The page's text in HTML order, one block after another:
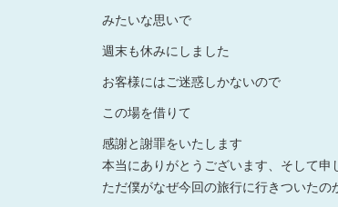
みたいな思いで
週末も休みにしました
お客様にはご迷惑しかないので
この場を借りて
感謝と謝罪をいたします
本当にありがとうございます、そして申
ただ僕がなぜ今回の旅行に行きついた